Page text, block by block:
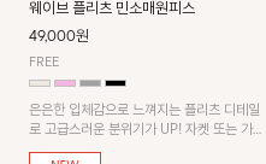
웨이브 플리츠 민소매원피스
49,000원
FREE
은은한 입체감으로 느껴지는 플리츠 디테일
로 고급스러운 분위기가 UP! 자켓 또는 가디
건과 같이 매치해도 잘 어울린답니다!